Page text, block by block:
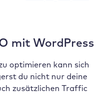
mit WordPress
optimieren kann sich
du nicht nur deine
zusätzlichen Traffic